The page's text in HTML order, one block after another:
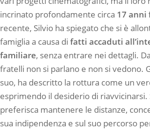
incrinato profondamente circa 17 anni
recente, Silvio ha spiegato che si è
famiglia a causa di fatti accaduti
familiare, senza entrare nei dettagli.
fratelli non si parlano e non si vedono.
suo, ha descritto la rottura come un
esprimendo il desiderio di riavvicinarsi.
preferisca mantenere le distanze,
sua indipendenza e sul suo percorso